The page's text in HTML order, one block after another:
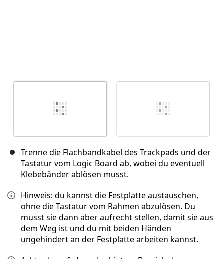
Trenne die Flachbandkabel des Trackpads und der
Tastatur vom Logic Board ab, wobei du eventuell
Klebebänder ablösen musst.
Hinweis: du kannst die Festplatte austauschen,
ohne die Tastatur vom Rahmen abzulösen. Du
musst sie dann aber aufrecht stellen, damit sie aus
dem Weg ist und du mit beiden Händen
ungehindert an der Festplatte arbeiten kannst.